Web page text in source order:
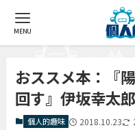
MENU
おススメ本：『
回す』伊坂幸太
個人的趣味 2018.10.23